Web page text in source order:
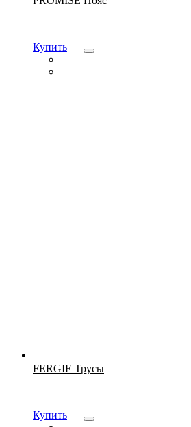
Купить
FERGIE Трусы
Купить